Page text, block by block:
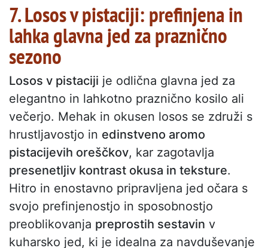
7. Losos v pistaciji: prefinjena in
lahka glavna jed za praznično
sezono
Losos v pistaciji je odlična glavna jed za
elegantno in lahkotno praznično kosilo ali
večerjo. Mehak in okusen losos se združi s
hrustljavostjo in edinstveno aromo
pistacijevih oreščkov, kar zagotavlja
presenetljiv kontrast okusa in teksture.
Hitro in enostavno pripravljena jed očara s
svojo prefinjenostjo in sposobnostjo
preoblikovanja preprostih sestavin v
kuharsko jed, ki je idealna za navduševanje